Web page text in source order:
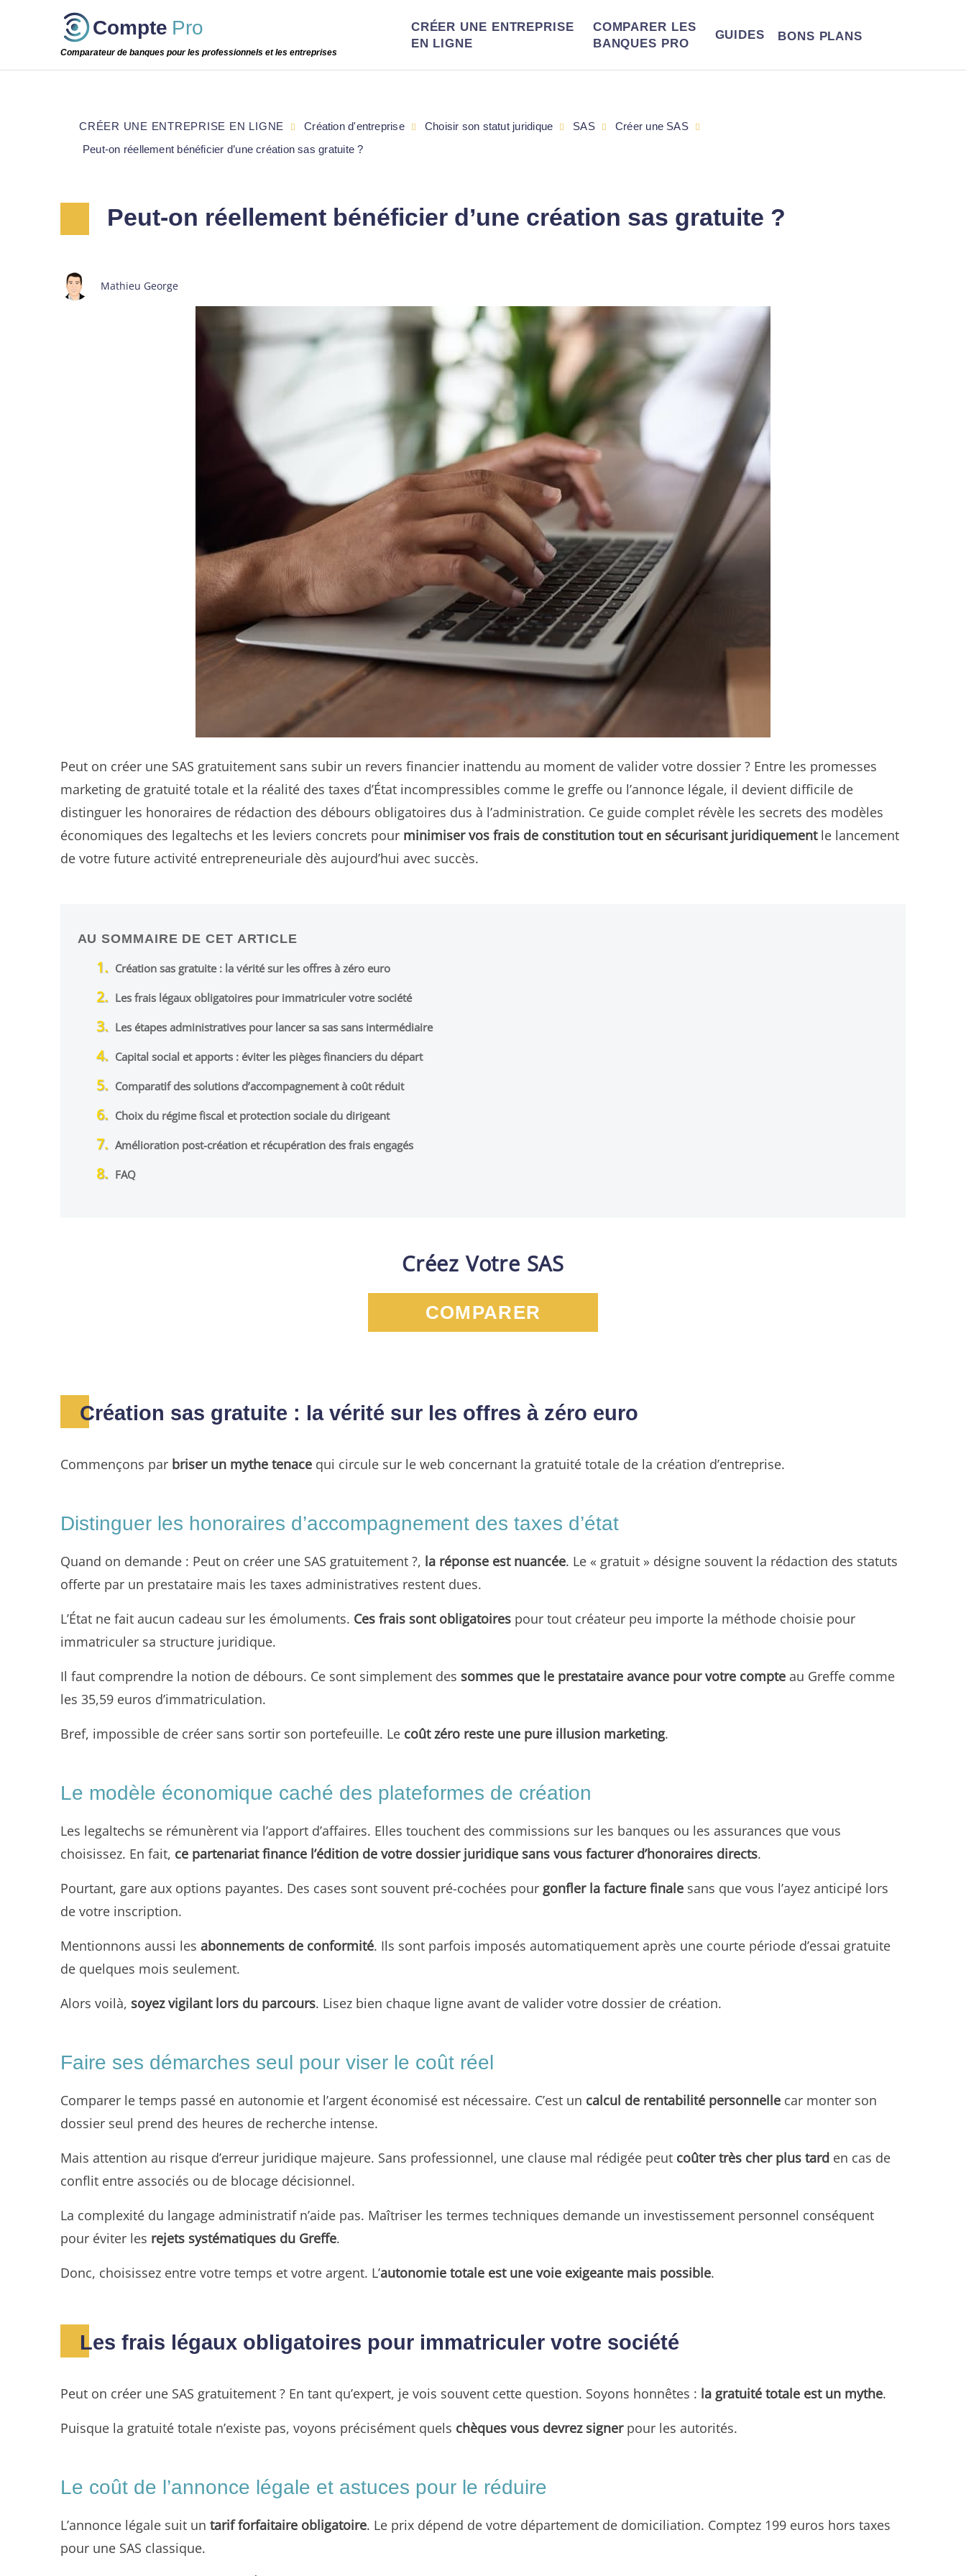
Compte Pro
Comparateur de banques pour les professionnels et les entreprises
CRÉER UNE ENTREPRISE
EN LIGNE
COMPARER LES
BANQUES PRO
GUIDES BONS PLANS
Peut-on réellement bénéficier d’une création sas gratuite ?
Mathieu George
Peut on créer une SAS gratuitement sans subir un revers financier inattendu au moment de valider votre dossier ? Entre les promesses
marketing de gratuité totale et la réalité des taxes d’État incompressibles comme le greffe ou l’annonce légale, il devient difficile de
distinguer les honoraires de rédaction des débours obligatoires dus à l’administration. Ce guide complet révèle les secrets des modèles
économiques des legaltechs et les leviers concrets pour minimiser vos frais de constitution tout en sécurisant juridiquementle lancement
de votre future activité entrepreneuriale dès aujourd’hui avec succès.
AU SOMMAIRE DE CET ARTICLE
Création sas gratuite : la vérité sur les offres à zéro euro
Les frais légaux obligatoires pour immatriculer votre société
Les étapes administratives pour lancer sa sas sans intermédiaire
Capital social et apports : éviter les pièges financiers du départ
Comparatif des solutions d’accompagnement à coût réduit
Choix du régime fiscal et protection sociale du dirigeant
Amélioration post-création et récupération des frais engagés
FAQ
Créez Votre SAS
COMPARER
Création sas gratuite : la vérité sur les offres à zéro euro
Commençons par briser un mythe tenace qui circule sur le web concernant la gratuité totale de la création d’entreprise.
Distinguer les honoraires d’accompagnement des taxes d’état
Quand on demande : Peut on créer une SAS gratuitement ?, la réponse est nuancée. Le « gratuit » désigne souvent la rédaction des statuts
offerte par un prestataire mais les taxes administratives restent dues.
L’État ne fait aucun cadeau sur les émoluments. Ces frais sont obligatoires pour tout créateur peu importe la méthode choisie pour
immatriculer sa structure juridique.
Il faut comprendre la notion de débours. Ce sont simplement des sommes que le prestataire avance pour votre compte au Greffe comme
les 35,59 euros d’immatriculation.
Bref, impossible de créer sans sortir son portefeuille. Le coût zéro reste une pure illusion marketing.
Le modèle économique caché des plateformes de création
Les legaltechs se rémunèrent via l’apport d’affaires. Elles touchent des commissions sur les banques ou les assurances que vous
choisissez. En fait, ce partenariat finance l’édition de votre dossier juridique sans vous facturer d’honoraires directs.
Pourtant, gare aux options payantes. Des cases sont souvent pré-cochées pour gonfler la facture finale sans que vous l’ayez anticipé lors
de votre inscription.
Mentionnons aussi les abonnements de conformité. Ils sont parfois imposés automatiquement après une courte période d’essai gratuite
de quelques mois seulement.
Alors voilà, soyez vigilant lors du parcours. Lisez bien chaque ligne avant de valider votre dossier de création.
Faire ses démarches seul pour viser le coût réel
Comparer le temps passé en autonomie et l’argent économisé est nécessaire. C’est un calcul de rentabilité personnelle car monter son
dossier seul prend des heures de recherche intense.
Mais attention au risque d’erreur juridique majeure. Sans professionnel, une clause mal rédigée peut coûter très cher plus tard en cas de
conflit entre associés ou de blocage décisionnel.
La complexité du langage administratif n’aide pas. Maîtriser les termes techniques demande un investissement personnel conséquent
pour éviter les rejets systématiques du Greffe.
Donc, choisissez entre votre temps et votre argent. L’autonomie totale est une voie exigeante mais possible.
Les frais légaux obligatoires pour immatriculer votre société
Peut on créer une SAS gratuitement ? En tant qu’expert, je vois souvent cette question. Soyons honnêtes : la gratuité totale est un mythe.
Puisque la gratuité totale n’existe pas, voyons précisément quels chèques vous devrez signerpour les autorités.
Le coût de l’annonce légale et astuces pour le réduire
L’annonce légale suit un tarif forfaitaire obligatoire. Le prix dépend de votre département de domiciliation. Comptez 199 euros hors taxes
pour une SAS classique.
CRÉER UNE ENTREPRISE EN LIGNE Création d'entreprise Choisir son statut juridique SAS
Créer une SAS
Peut-on réellement bénéficier d’une création sas gratuite ?